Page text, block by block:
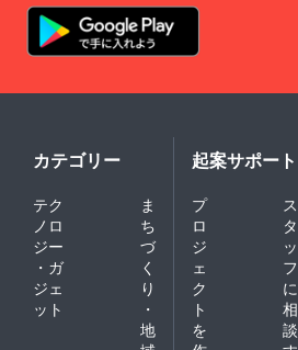
カテゴリー
テク
ノロ
ジー
・ガ
ジェ
ット
ま
ち
づ
く
り
・
地
起案サポート
プ
ロ
ジ
ェ
ク
ト
を
ス
タ
ッ
フ
に
相
談